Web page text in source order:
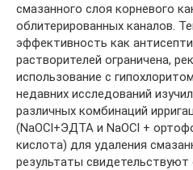
смазанного слоя корневого
облитерированных каналов.
эффективность как
растворителей ограничена,
использование с
недавних исследований
различных комбинаций
(NaOCl+ЭДТА и NaOCl +
кислота) для удаления
результаты